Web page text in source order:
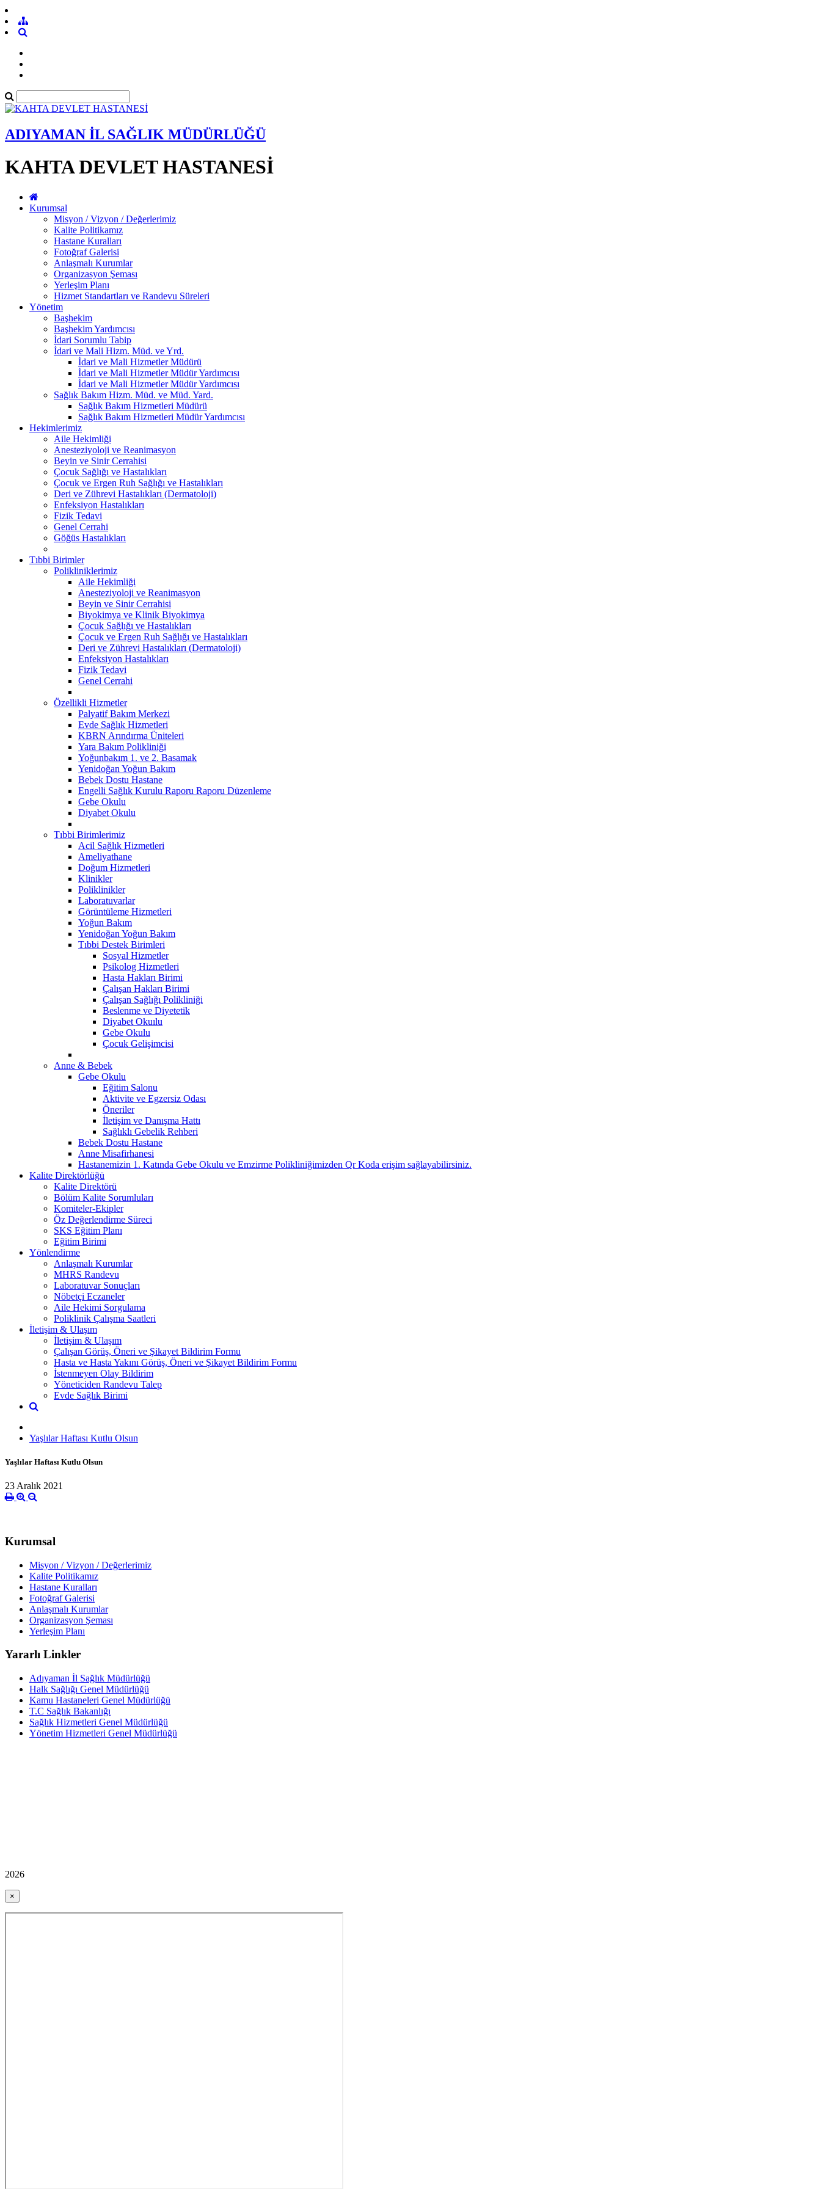
ADIYAMAN İL SAĞLIK MÜDÜRLÜĞÜ
KAHTA DEVLET HASTANESİ
Kurumsal
Misyon / Vizyon / Değerlerimiz
Kalite Politikamız
Hastane Kuralları
Fotoğraf Galerisi
Anlaşmalı Kurumlar
Organizasyon Şeması
Yerleşim Planı
Hizmet Standartları ve Randevu Süreleri
Yönetim
Başhekim
Başhekim Yardımcısı
İdari Sorumlu Tabip
İdari ve Mali Hizm. Müd. ve Yrd.
İdari ve Mali Hizmetler Müdürü
İdari ve Mali Hizmetler Müdür Yardımcısı
İdari ve Mali Hizmetler Müdür Yardımcısı
Sağlık Bakım Hizm. Müd. ve Müd. Yard.
Sağlık Bakım Hizmetleri Müdürü
Sağlık Bakım Hizmetleri Müdür Yardımcısı
Hekimlerimiz
Aile Hekimliği
Anesteziyoloji ve Reanimasyon
Beyin ve Sinir Cerrahisi
Çocuk Sağlığı ve Hastalıkları
Çocuk ve Ergen Ruh Sağlığı ve Hastalıkları
Deri ve Zührevi Hastalıkları (Dermatoloji)
Enfeksiyon Hastalıkları
Fizik Tedavi
Genel Cerrahi
Göğüs Hastalıkları
Tıbbi Birimler
Polikliniklerimiz
Aile Hekimliği
Anesteziyoloji ve Reanimasyon
Beyin ve Sinir Cerrahisi
Biyokimya ve Klinik Biyokimya
Çocuk Sağlığı ve Hastalıkları
Çocuk ve Ergen Ruh Sağlığı ve Hastalıkları
Deri ve Zührevi Hastalıkları (Dermatoloji)
Enfeksiyon Hastalıkları
Fizik Tedavi
Genel Cerrahi
Özellikli Hizmetler
Palyatif Bakım Merkezi
Evde Sağlık Hizmetleri
KBRN Arındırma Üniteleri
Yara Bakım Polikliniği
Yoğunbakım 1. ve 2. Basamak
Yenidoğan Yoğun Bakım
Bebek Dostu Hastane
Engelli Sağlık Kurulu Raporu Raporu Düzenleme
Gebe Okulu
Diyabet Okulu
Tıbbi Birimlerimiz
Acil Sağlık Hizmetleri
Ameliyathane
Doğum Hizmetleri
Klinikler
Poliklinikler
Laboratuvarlar
Görüntüleme Hizmetleri
Yoğun Bakım
Yenidoğan Yoğun Bakım
Tıbbi Destek Birimleri
Sosyal Hizmetler
Psikolog Hizmetleri
Hasta Hakları Birimi
Çalışan Hakları Birimi
Çalışan Sağlığı Polikliniği
Beslenme ve Diyetetik
Diyabet Okuılu
Gebe Okulu
Çocuk Gelişimcisi
Anne & Bebek
Gebe Okulu
Eğitim Salonu
Aktivite ve Egzersiz Odası
Öneriler
İletişim ve Danışma Hattı
Sağlıklı Gebelik Rehberi
Bebek Dostu Hastane
Anne Misafirhanesi
Hastanemizin 1. Katında Gebe Okulu ve Emzirme Polikliniğimizden Qr Koda erişim sağlayabilirsiniz.
Kalite Direktörlüğü
Kalite Direktörü
Bölüm Kalite Sorumluları
Komiteler-Ekipler
Öz Değerlendirme Süreci
SKS Eğitim Planı
Eğitim Birimi
Yönlendirme
Anlaşmalı Kurumlar
MHRS Randevu
Laboratuvar Sonuçları
Nöbetçi Eczaneler
Aile Hekimi Sorgulama
Poliklinik Çalışma Saatleri
İletişim & Ulaşım
İletişim & Ulaşım
Çalışan Görüş, Öneri ve Şikayet Bildirim Formu
Hasta ve Hasta Yakını Görüş, Öneri ve Şikayet Bildirim Formu
İstenmeyen Olay Bildirim
Yöneticiden Randevu Talep
Evde Sağlık Birimi
Yaşlılar Haftası Kutlu Olsun
Yaşlılar Haftası Kutlu Olsun
23 Aralık 2021
Kurumsal
Misyon / Vizyon / Değerlerimiz
Kalite Politikamız
Hastane Kuralları
Fotoğraf Galerisi
Anlaşmalı Kurumlar
Organizasyon Şeması
Yerleşim Planı
Yararlı Linkler
Adıyaman İl Sağlık Müdürlüğü
Halk Sağlığı Genel Müdürlüğü
Kamu Hastaneleri Genel Müdürlüğü
T.C Sağlık Bakanlığı
Sağlık Hizmetleri Genel Müdürlüğü
Yönetim Hizmetleri Genel Müdürlüğü
2026
×